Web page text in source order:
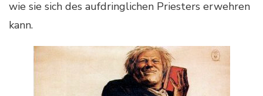
wie sie sich des aufdringlichen Priesters erwehren
kann.